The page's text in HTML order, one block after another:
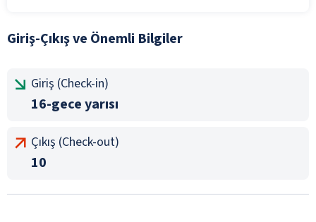
Giriş-Çıkış ve Önemli Bilgiler
Giriş (Check-in)
16-gece yarısı
Çıkış (Check-out)
10